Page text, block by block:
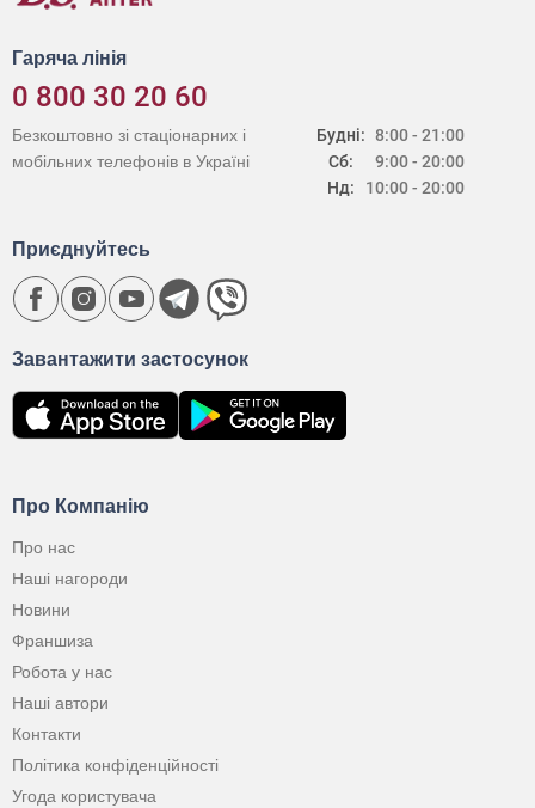
Гаряча лінія
0 800 30 20 60
Будні:
Сб:
Нд:
8:00 - 21:00
9:00 - 20:00
10:00 - 20:00
Безкоштовно зі стаціонарних і
мобільних телефонів в Україні
Про Компанію
Про нас
Наші нагороди
Новини
Франшиза
Робота у нас
Наші автори
Контакти
Політика конфіденційності
Угода користувача
Завантажити застосунок
Приєднуйтесь